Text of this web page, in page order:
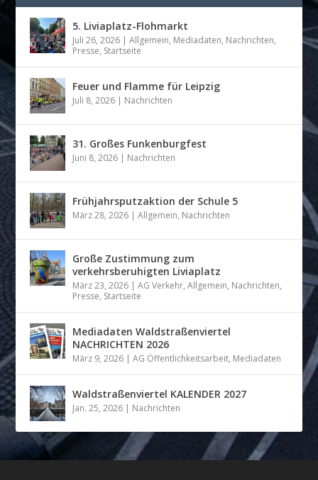
5. Liviaplatz-Flohmarkt
Juli 26, 2026 |Allgemein, Mediadaten, Nachrichten,
Presse, Startseite
Feuer und Flamme für Leipzig
Juli 8, 2026 | Nachrichten
31. Großes Funkenburgfest
Juni 8, 2026 | Nachrichten
Frühjahrsputzaktion der Schule 5
März 28, 2026 |Allgemein, Nachrichten
Große Zustimmung zum
verkehrsberuhigten Liviaplatz
März 23, 2026 |AG Verkehr,Allgemein, Nachrichten,
Presse, Startseite
Mediadaten Waldstraßenviertel
NACHRICHTEN 2026
März 9, 2026 |AG Öffentlichkeitsarbeit, Mediadaten
Waldstraßenviertel KALENDER 2027
Jan. 25, 2026 | Nachrichten